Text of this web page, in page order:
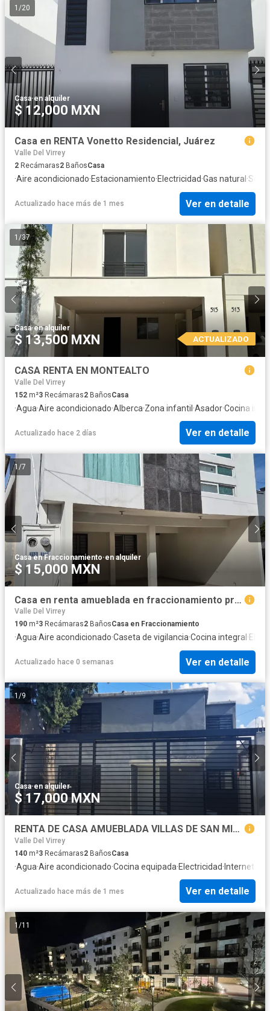
1 /20
Casa·en alquiler
$ 12,000 MXN
Casa en RENTA Vonetto Residencial, Juárez
Valle Del Virrey
2 Recámaras2 BañosCasa
·Aire acondicionado·Estacionamiento·Electricidad·Gas natural ·
Actualizado hace más de 1 mes Ver en detalle
1 /37
Casa·en alquiler
$ 13,500 MXN ACTUALIZADO
CASA RENTA EN MONTEALTO
Valle Del Virrey
152 m²3 Recámaras2 BañosCasa
·Agua·Aire acondicionado·Alberca·Zona infantil ·Asador·Cocina
Actualizado hace 2 días Ver en detalle
1 /7
Casa en Fraccionamiento·en alquiler
$ 15,000 MXN
Casa en renta amueblada en fraccionamiento privado, cerca del aeropuerto
Valle Del Virrey
190 m²3 Recámaras2 BañosCasa en Fraccionamiento
·Agua·Aire acondicionado·Caseta de vigilancia·Cocina integral ·
Actualizado hace 0 semanas Ver en detalle
1 /9
Casa·en alquiler
$ 17,000 MXN
RENTA DE CASA AMUEBLADA VILLAS DE SAN MIGUEL , GUADALUPE NL
Valle Del Virrey
140 m²3 Recámaras2 BañosCasa
·Agua·Aire acondicionado·Cocina equipada·Electricidad· Internet
Actualizado hace más de 1 mes Ver en detalle
1 /11